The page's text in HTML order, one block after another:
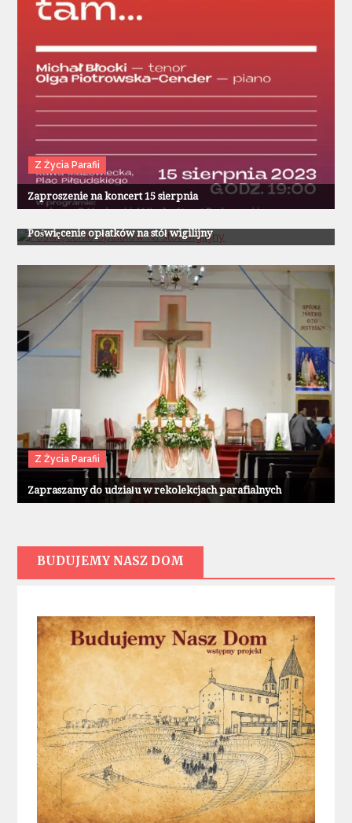
Z Życia Parafii
Zaproszenie na koncert 15 sierpnia
Z Życia Parafii
Poświęcenie opłatków na stół wigilijny
Z Życia Parafii
Zapraszamy do udziału w rekolekcjach parafialnych
BUDUJEMY NASZ DOM